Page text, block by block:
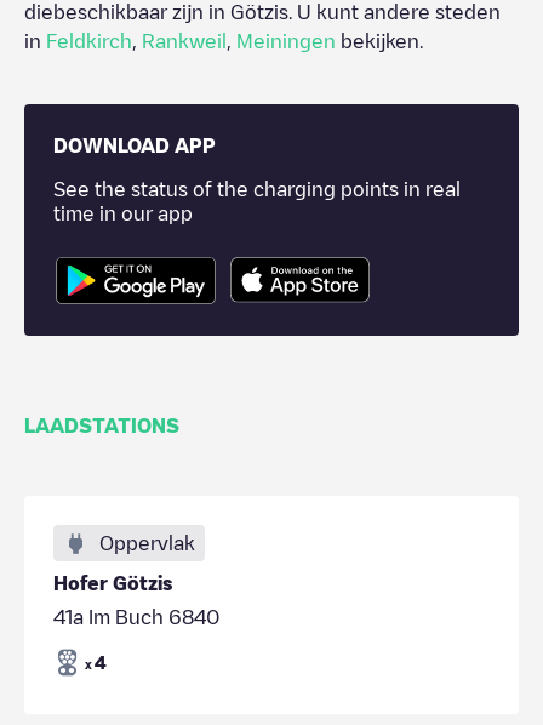
diebeschikbaar zijn in Götzis . U kunt andere steden
in Feldkirch Rankweil Meiningen bekijken.
DOWNLOAD APP
See the status of the charging points in real
time in our app
LAADSTATIONS
Oppervlak
Hofer Götzis
41a Im Buch 6840
x 4